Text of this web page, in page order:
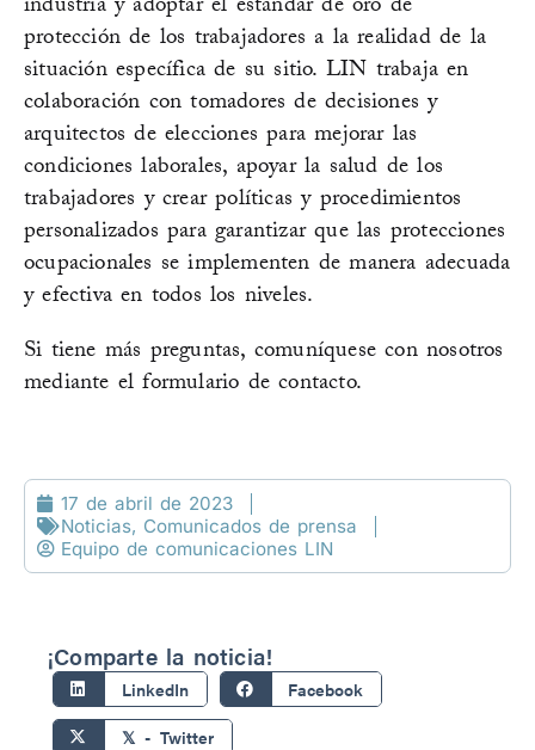
protección de los trabajadores a la realidad de la
situación específica de su sitio. LIN trabaja en
colaboración con tomadores de decisiones y
arquitectos de elecciones para mejorar las
condiciones laborales, apoyar la salud de los
trabajadores y crear políticas y procedimientos
personalizados para garantizar que las protecciones
ocupacionales se implementen de manera adecuada
y efectiva en todos los niveles.
Si tiene más preguntas, comuníquese con nosotros
mediante el formulario de contacto.
17 de abril de 2023
Noticias, Comunicados de prensa
Equipo de comunicaciones LIN
¡Comparte la noticia!
LinkedIn Facebook
𝕏 - Twitter